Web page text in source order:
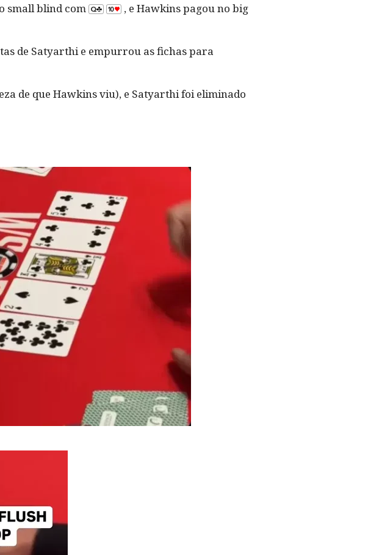
small blind com
, e Hawkins pagou no big
de Satyarthi e empurrou as fichas para
de que Hawkins viu), e Satyarthi foi eliminado